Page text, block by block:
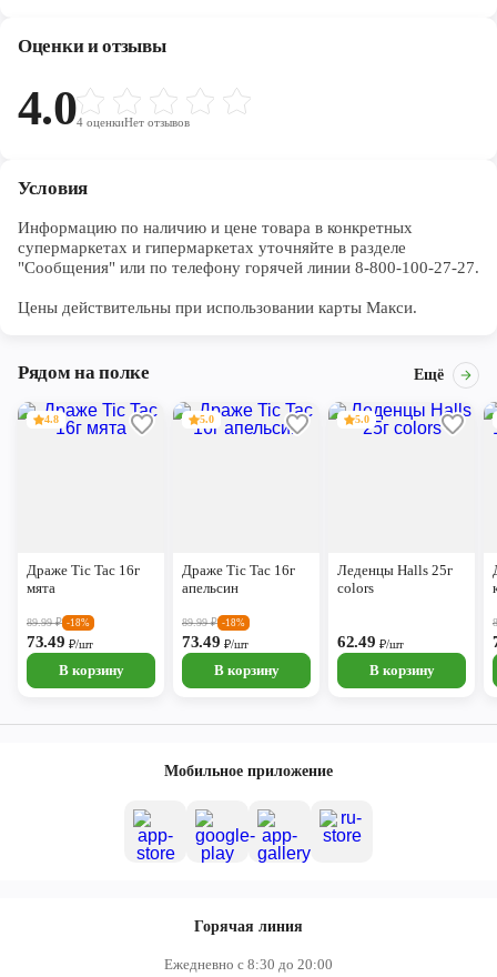
Оценки и отзывы
4.04 оценкиНет отзывов
Условия
Информацию по наличию и цене товара в конкретных
супермаркетах и гипермаркетах уточняйте в разделе
"Сообщения" или по телефону горячей линии 8-800-100-27-27.
Цены действительны при использовании карты Макси.
Рядом на полке Ещё
4.8
Драже Tic Tac 16г
мята
89.99₽ -18%
73.49₽/шт
В корзину
5.0
Драже Tic Tac 16г
апельсин
89.99₽ -18%
73.49₽/шт
В корзину
5.0
Леденцы Halls 25г
colors
62.49₽/шт
В корзину
Мобильное приложение
Горячая линия
Ежедневно с 8:30 до 20:00